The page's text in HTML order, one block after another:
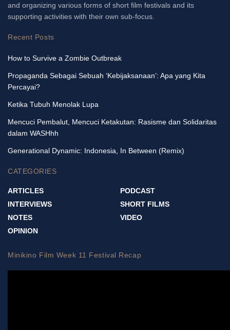
and organizing various forms of short film festivals and its
supporting activities with their own sub-focus.
Recent Posts
How to Survive a Zombie Outbreak
Propaganda Sebagai Sebuah ‘Kebijaksanaan’: Apa yang Kita
Percayai?
Ketika Tubuh Menolak Lupa
Mencuci Pembalut, Mencuci Ketakutan: Rasisme dan Solidaritas
dalam WASHhh
Generational Dynamic: Indonesia, In Between (Remix)
CATEGORIES
ARTICLES
INTERVIEWS
NOTES
OPINION
PODCAST
SHORT FILMS
VIDEO
Minikino Film Week 11 Festival Recap